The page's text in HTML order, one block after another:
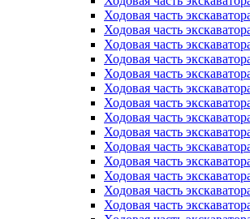
Ходовая часть
Ходовая часть
Ходовая часть
Ходовая часть
Ходовая часть
Ходовая часть
Ходовая часть
Ходовая часть
Ходовая часть
Ходовая часть
Ходовая часть
Ходовая часть
Ходовая часть
Ходовая часть